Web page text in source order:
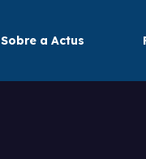
Sobre a Actus